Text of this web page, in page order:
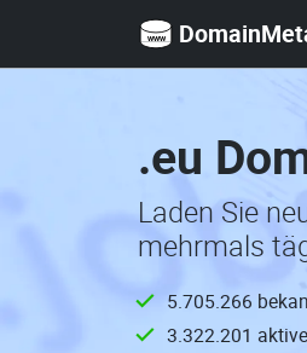
.eu
Laden Sie
mehrmals
5.705.266
3.322.201